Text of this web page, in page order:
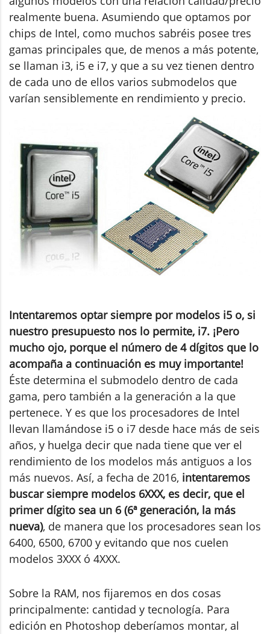
realmente buena. Asumiendo que optamos por
chips de Intel, como muchos sabréis posee tres
gamas principales que, de menos a más potente,
se llaman i3, i5 e i7, y que a su vez tienen dentro
de cada uno de ellos varios submodelos que
varían sensiblemente en rendimiento y precio.
Intentaremos optar siempre por modelos i5 o, si
nuestro presupuesto nos lo permite, i7. ¡Pero
mucho ojo, porque el número de 4 dígitos que lo
acompaña a continuación es muy importante!
Éste determina el submodelo dentro de cada
gama, pero también a la generación a la que
pertenece. Y es que los procesadores de Intel
llevan llamándose i5 o i7 desde hace más de seis
años, y huelga decir que nada tiene que ver el
rendimiento de los modelos más antiguos a los
más nuevos. Así, a fecha de 2016, intentaremos
buscar siempre modelos 6XXX, es decir, que el
primer dígito sea un 6 (6ª generación, la más
nueva), de manera que los procesadores sean los
6400, 6500, 6700 y evitando que nos cuelen
modelos 3XXX ó 4XXX.
Sobre la RAM, nos fijaremos en dos cosas
principalmente: cantidad y tecnología. Para
edición en Photoshop deberíamos montar, al